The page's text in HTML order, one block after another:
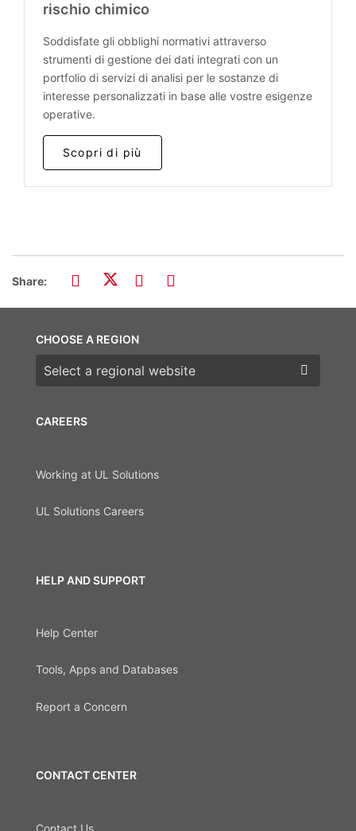
rischio chimico
Soddisfate gli obblighi normativi attraverso
strumenti di gestione dei dati integrati con un
portfolio di servizi di analisi per le sostanze di
interesse personalizzati in base alle vostre esigenze
operative.
Scopri di più
Share:
CAREERS
Working at UL Solutions
UL Solutions Careers
HELP AND SUPPORT
Help Center
Tools, Apps and Databases
Report a Concern
CONTACT CENTER
Contact Us
CHOOSE A REGION
Choose a region